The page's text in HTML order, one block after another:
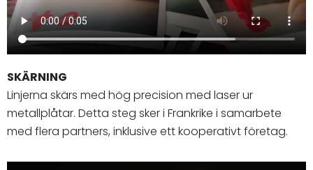
SKÄRNING
Linjerna skärs med hög precision med laser ur
metallplåtar. Detta steg sker i Frankrike i samarbete
med flera partners, inklusive ett kooperativt företag.